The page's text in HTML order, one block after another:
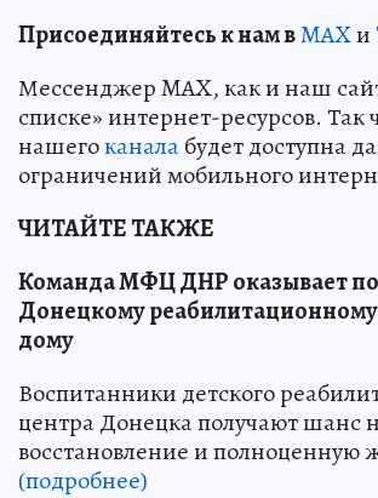
Присоединяйтесь к нам вMAXи
Мессенджер MAX, как и наш
списке» интернет-ресурсов. Так
нашегоканалабудет доступна
ограничений мобильного
ЧИТАЙТЕ ТАКЖЕ
Команда МФЦ ДНР оказывает
Донецкому
дому
Воспитанники детского
центра Донецка получают шанс
восстановление и полноценную
(подробнее)